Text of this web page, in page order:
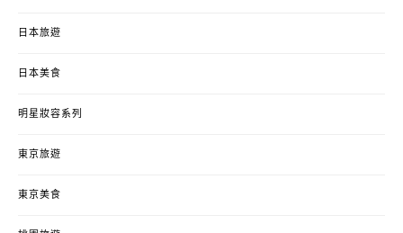
日本旅遊
日本美食
明星妝容系列
東京旅遊
東京美食